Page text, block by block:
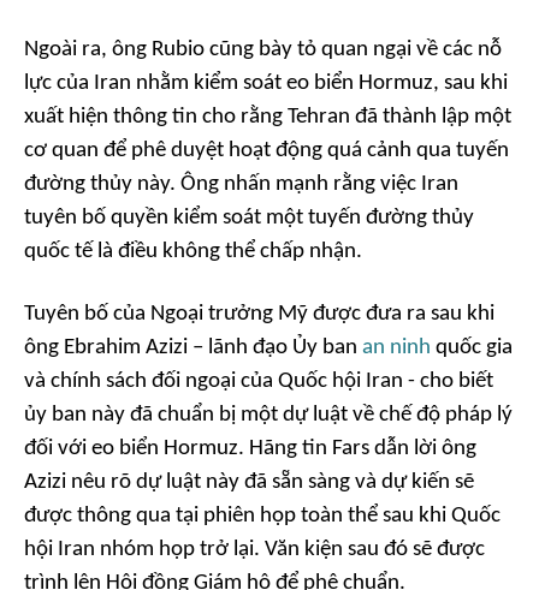
Ngoài ra, ông Rubio cũng bày tỏ quan ngại về các nỗ
lực của Iran nhằm kiểm soát eo biển Hormuz, sau khi
xuất hiện thông tin cho rằng Tehran đã thành lập một
cơ quan để phê duyệt hoạt động quá cảnh qua tuyến
đường thủy này. Ông nhấn mạnh rằng việc Iran
tuyên bố quyền kiểm soát một tuyến đường thủy
quốc tế là điều không thể chấp nhận.
Tuyên bố của Ngoại trưởng Mỹ được đưa ra sau khi
ông Ebrahim Azizi – lãnh đạo Ủy ban an ninh quốc gia
và chính sách đối ngoại của Quốc hội Iran - cho biết
ủy ban này đã chuẩn bị một dự luật về chế độ pháp lý
đối với eo biển Hormuz. Hãng tin Fars dẫn lời ông
Azizi nêu rõ dự luật này đã sẵn sàng và dự kiến sẽ
được thông qua tại phiên họp toàn thể sau khi Quốc
hội Iran nhóm họp trở lại. Văn kiện sau đó sẽ được
trình lên Hội đồng Giám hộ để phê chuẩn.